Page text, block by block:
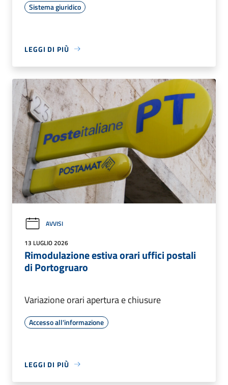
Sistema giuridico
LEGGI DI PIÙ
AVVISI
13 LUGLIO 2026
Rimodulazione estiva orari uffici postali
di Portogruaro
Variazione orari apertura e chiusure
Accesso all'informazione
LEGGI DI PIÙ